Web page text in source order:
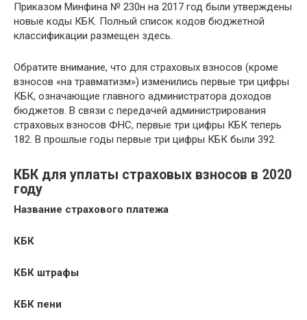
Приказом Минфина № 230н на 2017 год были утверждены
новые коды КБК. Полный список кодов бюджетной
классификации размещен здесь.
Обратите внимание, что для страховых взносов (кроме
взносов «на травматизм») изменились первые три цифры
КБК, означающие главного администратора доходов
бюджетов. В связи с передачей администрирования
страховых взносов ФНС, первые три цифры КБК теперь
182. В прошлые годы первые три цифры КБК были 392.
КБК для уплаты страховых взносов в 2020
году
Название страхового платежа
КБК
КБК штрафы
КБК пени